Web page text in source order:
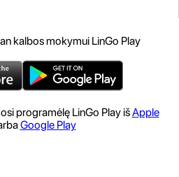
kalbos mokymui LinGo Play
programėlę LinGo Play išApple
Google Play